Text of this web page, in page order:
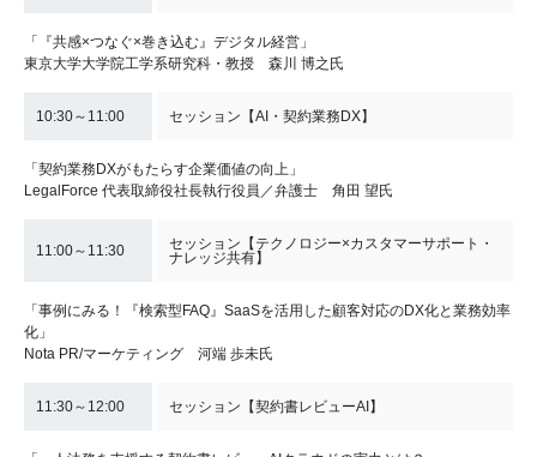
「『共感×つなぐ×巻き込む』デジタル経営」
東京大学大学院工学系研究科・教授 森川 博之氏
10:30～11:00 セッション【AI・契約業務DX】
「契約業務DXがもたらす企業価値の向上」
LegalForce 代表取締役社長執行役員／弁護士 角田 望氏
11:00～11:30
セッション【テクノロジー×カスタマーサポート・
ナレッジ共有】
「事例にみる！『検索型FAQ』SaaSを活用した顧客対応のDX化と業務効率
化」
Nota PR/マーケティング 河端 歩未氏
11:30～12:00 セッション【契約書レビューAI】